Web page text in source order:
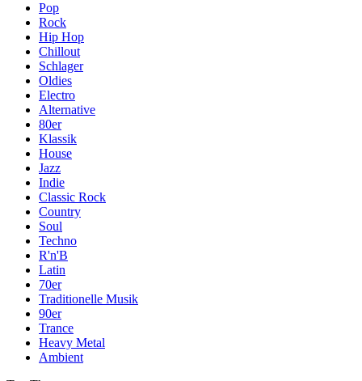
Pop
Rock
Hip Hop
Chillout
Schlager
Oldies
Electro
Alternative
80er
Klassik
House
Jazz
Indie
Classic Rock
Country
Soul
Techno
R'n'B
Latin
70er
Traditionelle Musik
90er
Trance
Heavy Metal
Ambient